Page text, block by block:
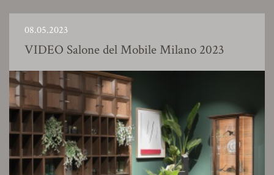
08.05.2023
VIDEO Salone del Mobile Milano 2023